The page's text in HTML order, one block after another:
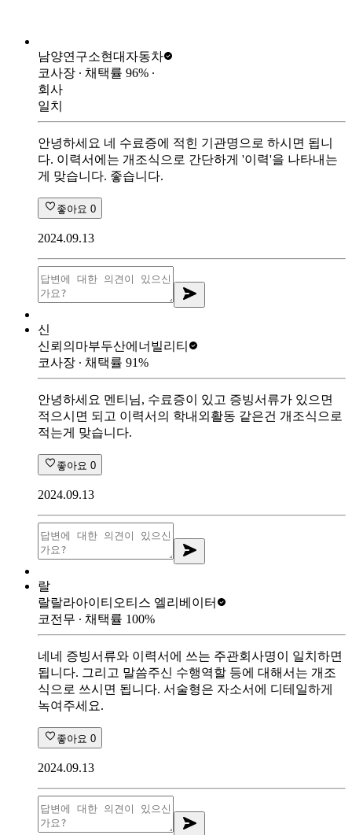
남양연구소현대자동차
코사장 ∙ 채택률 96% ∙
회사
일치
안녕하세요 네 수료증에 적힌 기관명으로 하시면 됩니
다. 이력서에는 개조식으로 간단하게 '이력'을 나타내는
게 맞습니다. 좋습니다.
좋아요 0
2024.09.13
신
신뢰의마부두산에너빌리티
코사장 ∙ 채택률 91%
안녕하세요 멘티님, 수료증이 있고 증빙서류가 있으면
적으시면 되고 이력서의 학내외활동 같은건 개조식으로
적는게 맞습니다.
좋아요 0
2024.09.13
랄
랄랄라아이티 오티스 엘리베이터
코전무 ∙ 채택률 100%
네네 증빙서류와 이력서에 쓰는 주관회사명이 일치하면
됩니다. 그리고 말씀주신 수행역할 등에 대해서는 개조
식으로 쓰시면 됩니다. 서술형은 자소서에 디테일하게
녹여주세요.
좋아요 0
2024.09.13